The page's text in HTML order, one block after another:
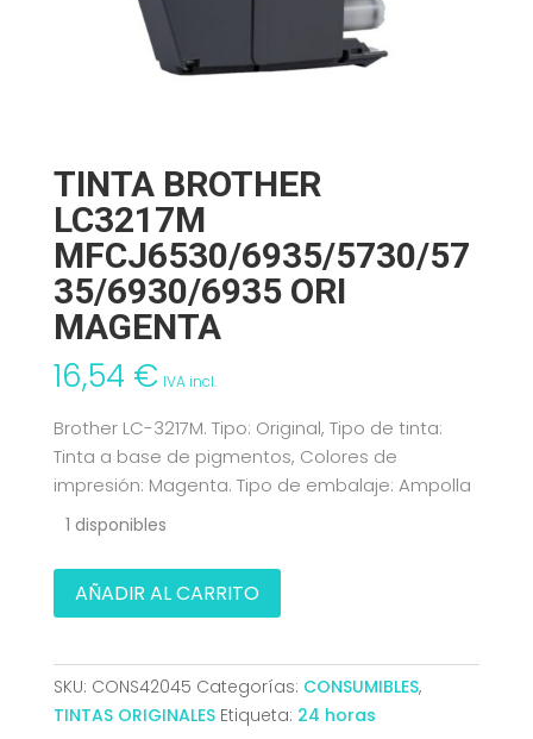
TINTA BROTHER
LC3217M
MFCJ6530/6935/5730/57
35/6930/6935 ORI
MAGENTA
16,54 € IVA incl.
Brother LC-3217M. Tipo: Original, Tipo de tinta:
Tinta a base de pigmentos, Colores de
impresión: Magenta. Tipo de embalaje: Ampolla
1 disponibles
TINTA
BROTHER
MFCJ6530/6935/5730/5735/6930/6935
ORI
MAGENTA
AÑADIR AL CARRITO
SKU: CONS42045 Categorías: CONSUMIBLES,
TINTAS ORIGINALES Etiqueta: 24 horas